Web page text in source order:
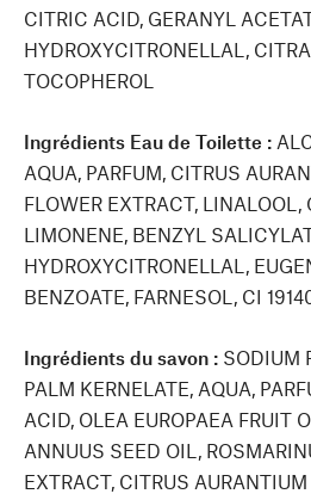
CITRIC ACID, GERANYL
HYDROXYCITRONELLAL,
TOCOPHEROL
Ingrédients Eau de Toilette :
AQUA, PARFUM, CITRUS
FLOWER EXTRACT, LINALOOL,
LIMONENE, BENZYL
HYDROXYCITRONELLAL,
BENZOATE, FARNESOL, CI
Ingrédients du savon : SODIUM
PALM KERNELATE, AQUA,
ACID, OLEA EUROPAEA FRUIT
ANNUUS SEED OIL,
EXTRACT, CITRUS